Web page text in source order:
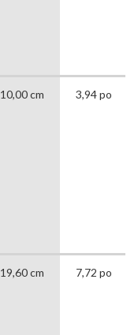
10,00 cm 3,94 po
19,60 cm 7,72 po